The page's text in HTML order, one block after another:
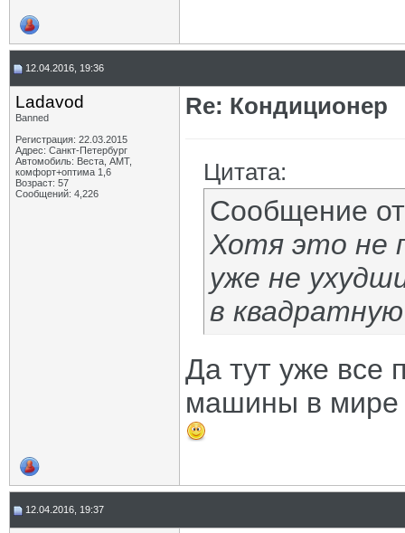
12.04.2016, 19:36
Ladavod
Banned
Регистрация: 22.03.2015
Адрес: Санкт-Петербург
Автомобиль: Веста, АМТ,
комфорт+оптима 1,6
Возраст: 57
Сообщений: 4,226
Re: Кондиционер
Цитата:
Сообщение
Хотя это не
уже не
в квадратную
Да тут уже все
машины в мире
12.04.2016, 19:37